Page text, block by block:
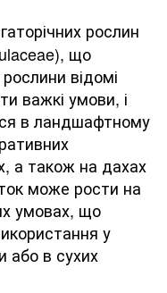
рослин
що
відомі
важкі умови, і
в ландшафтному
а також на дахах
може рости на
умовах, що
у
або в сухих